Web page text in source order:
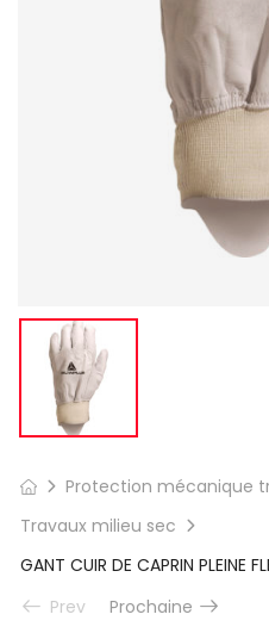
Protection mécanique
Travaux milieu sec
Prev
Prochaine